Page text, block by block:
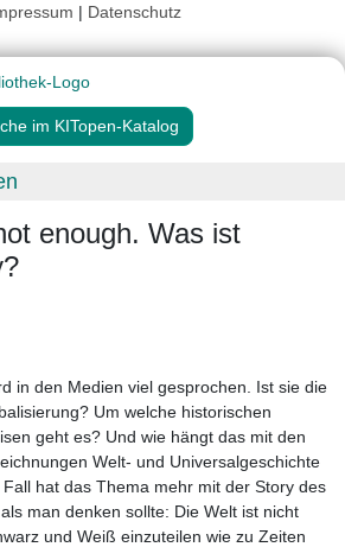
| Datenschutz
im KITopen-Katalog
enough. Was ist
in den Medien viel gesprochen. Ist sie die
Um welche historischen
geht es? Und wie hängt das mit den
Welt- und Universalgeschichte
hat das Thema mehr mit der Story des
man denken sollte: Die Welt ist nicht
und Weiß einzuteilen wie zu Zeiten